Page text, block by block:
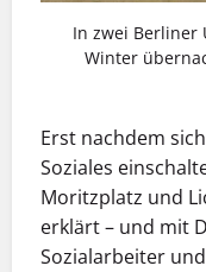
In zwei Berliner
Winter
Erst nachdem
Soziales
Moritzplatz und
erklärt – und mit
Sozialarbeiter